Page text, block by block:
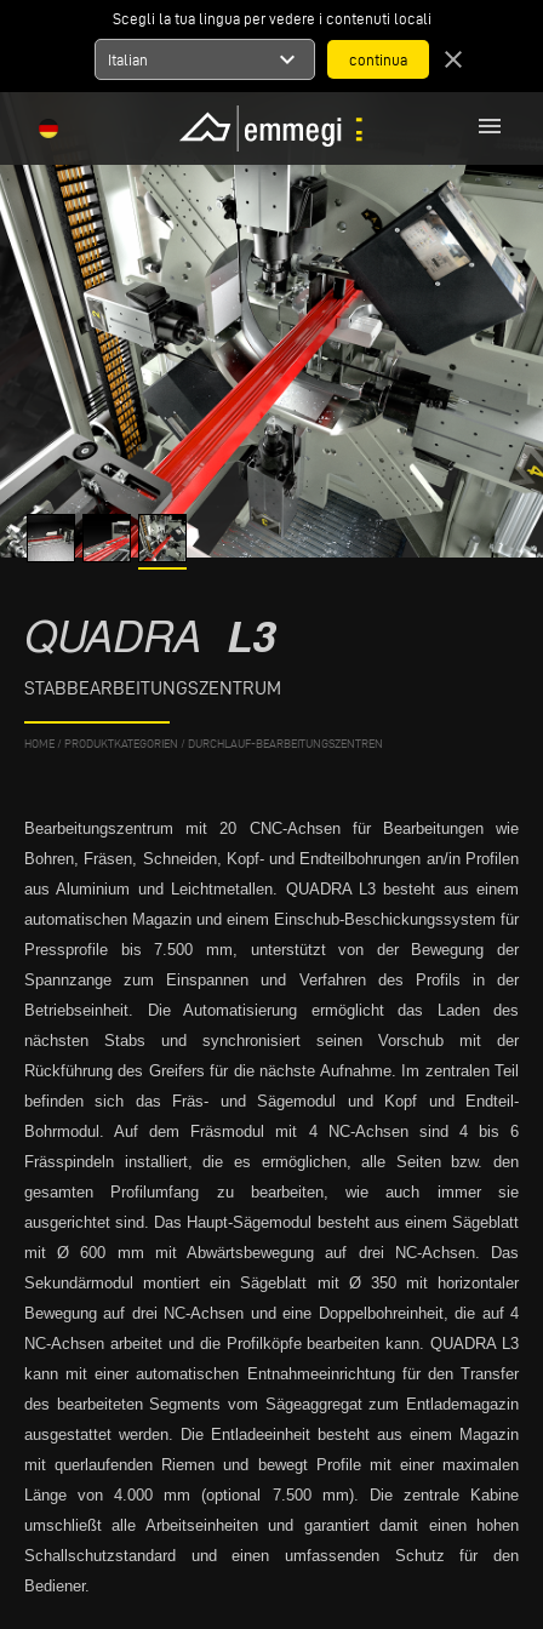
Scegli la tua lingua per vedere i contenuti locali
Italian expand_more close
menu
QUADRA L3
STABBEARBEITUNGSZENTRUM
HOME / PRODUKTKATEGORIEN / DURCHLAUF-BEARBEITUNGSZENTREN
Bearbeitungszentrum mit 20 CNC-Achsen für Bearbeitungen wie
Bohren, Fräsen, Schneiden, Kopf- und Endteilbohrungen an/in Profilen
aus Aluminium und Leichtmetallen. QUADRA L3 besteht aus einem
automatischen Magazin und einem Einschub-Beschickungssystem für
Pressprofile bis 7.500 mm, unterstützt von der Bewegung der
Spannzange zum Einspannen und Verfahren des Profils in der
Betriebseinheit. Die Automatisierung ermöglicht das Laden des
nächsten Stabs und synchronisiert seinen Vorschub mit der
Rückführung des Greifers für die nächste Aufnahme. Im zentralen Teil
befinden sich das Fräs- und Sägemodul und Kopf und Endteil-
Bohrmodul. Auf dem Fräsmodul mit 4 NC-Achsen sind 4 bis 6
Frässpindeln installiert, die es ermöglichen, alle Seiten bzw. den
gesamten Profilumfang zu bearbeiten, wie auch immer sie
ausgerichtet sind. Das Haupt-Sägemodul besteht aus einem Sägeblatt
mit Ø 600 mm mit Abwärtsbewegung auf drei NC-Achsen. Das
Sekundärmodul montiert ein Sägeblatt mit Ø 350 mit horizontaler
Bewegung auf drei NC-Achsen und eine Doppelbohreinheit, die auf 4
NC-Achsen arbeitet und die Profilköpfe bearbeiten kann. QUADRA L3
kann mit einer automatischen Entnahmeeinrichtung für den Transfer
des bearbeiteten Segments vom Sägeaggregat zum Entlademagazin
ausgestattet werden. Die Entladeeinheit besteht aus einem Magazin
mit querlaufenden Riemen und bewegt Profile mit einer maximalen
Länge von 4.000 mm (optional 7.500 mm). Die zentrale Kabine
umschließt alle Arbeitseinheiten und garantiert damit einen hohen
Schallschutzstandard und einen umfassenden Schutz für den
Bediener.